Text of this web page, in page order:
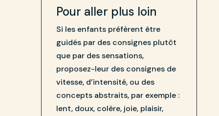
Pour aller plus loin
Si les enfants préfèrent être
guidés par des consignes plutôt
que par des sensations,
proposez-leur des consignes de
vitesse, d’intensité, ou des
concepts abstraits, par exemple :
lent, doux, colère, joie, plaisir,